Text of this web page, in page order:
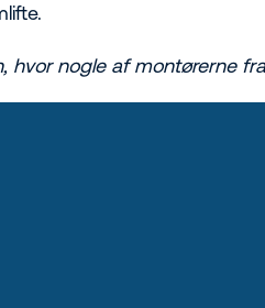
hvor nogle af montørerne